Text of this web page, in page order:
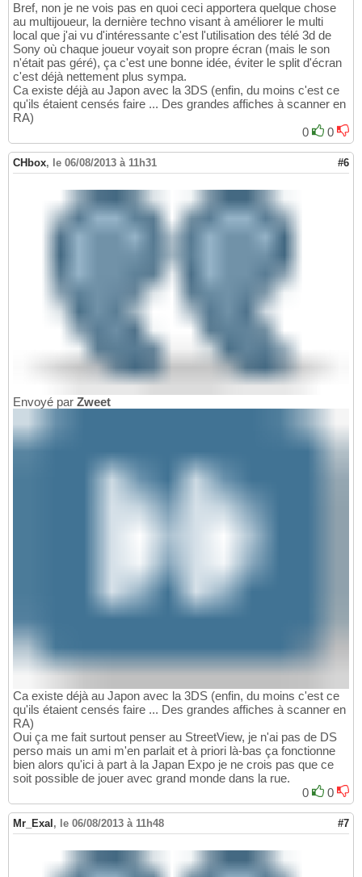
Bref, non je ne vois pas en quoi ceci apportera quelque chose
au multijoueur, la dernière techno visant à améliorer le multi
local que j'ai vu d'intéressante c'est l'utilisation des télé 3d de
Sony où chaque joueur voyait son propre écran (mais le son
n'était pas géré), ça c'est une bonne idée, éviter le split d'écran
c'est déjà nettement plus sympa.
Ca existe déjà au Japon avec la 3DS (enfin, du moins c'est ce
qu'ils étaient censés faire ... Des grandes affiches à scanner en
RA)
0
0
CHbox, le 06/08/2013 à 11h31 #6
Envoyé par Zweet
Ca existe déjà au Japon avec la 3DS (enfin, du moins c'est ce
qu'ils étaient censés faire ... Des grandes affiches à scanner en
RA)
Oui ça me fait surtout penser au StreetView, je n'ai pas de DS
perso mais un ami m'en parlait et à priori là-bas ça fonctionne
bien alors qu'ici à part à la Japan Expo je ne crois pas que ce
soit possible de jouer avec grand monde dans la rue.
0
0
Mr_Exal , le 06/08/2013 à 11h48 #7